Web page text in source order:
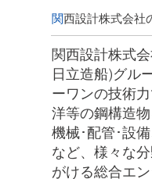
関西設計株式
日立造船)グル
ーワンの技術
洋等の鋼構造
機械･配管･設
など、様々な
がける総合エ
関西設計株式会社